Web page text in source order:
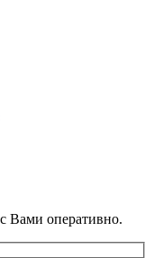
Вами оперативно.